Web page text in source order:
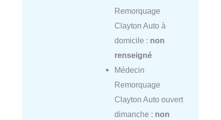
Remorquage
Clayton Auto à
domicile : non
renseigné
Médecin
Remorquage
Clayton Auto ouvert
dimanche : non